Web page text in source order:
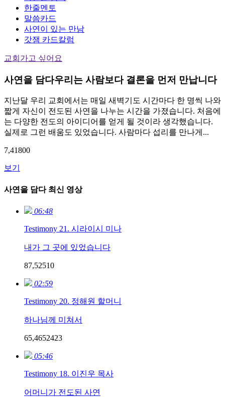
한줄멘토
말씀카드
사연이 있는 만남
갓잼 카드칼럼
교회가고 싶어요
사연을 담다우리는 사람보다 결론을 먼저 만납니다
지난달 우리 교회에서는 매일 새벽기도 시간마다 한 명씩 나와
짧게 자신이 전도된 사연을 나누는 시간을 가졌습니다. 처음에
는 다양한 전도의 아이디어를 얻게 될 것이라 생각했습니다.
실제로 그런 배움도 있었습니다. 사람마다 섭리를 만나게...
7,41800
보기
사연을 담다 최신 영상
06:48
Testimony 21. 시라이시 미나
내가 그 곳에 있었습니다
87,52510
02:59
Testimony 20. 정해원 할머니
하나님께 미쳐서
65,4652423
05:46
Testimony 18. 이진우 목사
어머니가 전도된 사연